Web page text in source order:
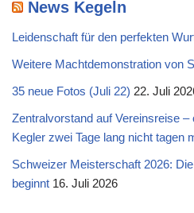
News Kegeln
Leidenschaft für den perfekten
Weitere Machtdemonstration von
35 neue Fotos (Juli 22) 22. Juli
Zentralvorstand auf Vereinsreise
Kegler zwei Tage lang nicht tagen
Schweizer Meisterschaft 2026:
beginnt 16. Juli 2026